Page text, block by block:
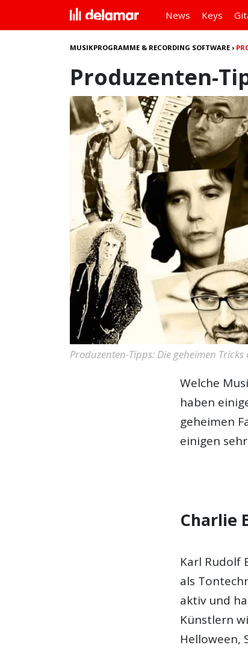
News Keys
MUSIKPROGRAMME & RECORDING SOFTWARE ›
Produzenten-
Produzenten-Tipps: Die geheimen Tricks
Welche
haben
geheimen
einigen
Charlie
Karl Rudolf
als
aktiv und
Künstlern
Helloween,